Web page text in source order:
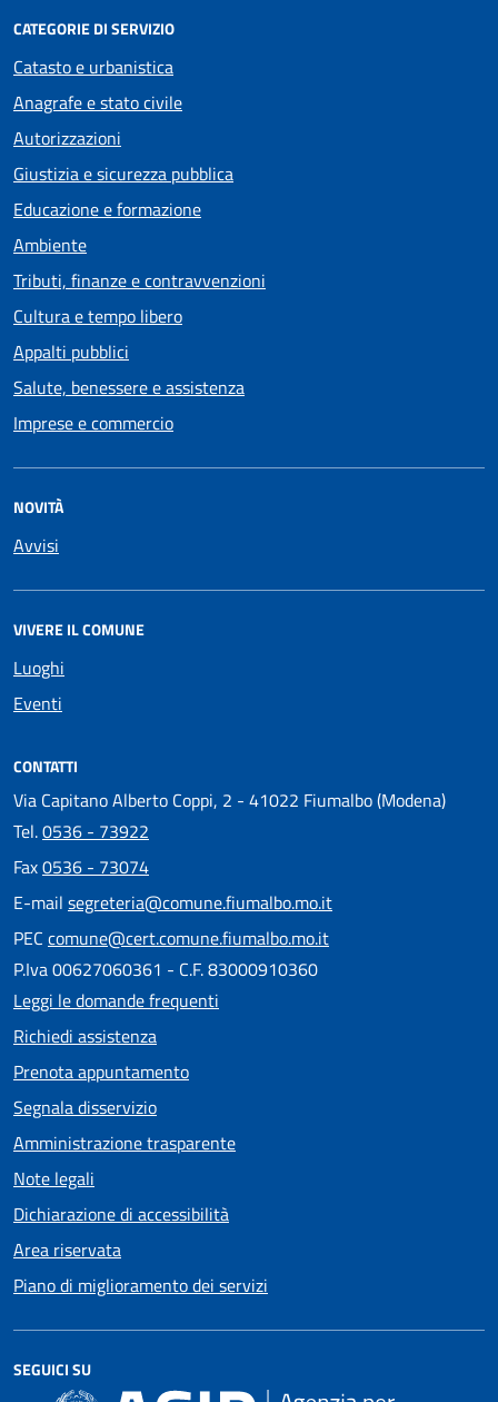
CATEGORIE DI SERVIZIO
Catasto e urbanistica
Anagrafe e stato civile
Autorizzazioni
Giustizia e sicurezza pubblica
Educazione e formazione
Ambiente
Tributi, finanze e contravvenzioni
Cultura e tempo libero
Appalti pubblici
Salute, benessere e assistenza
Imprese e commercio
NOVITÀ
Avvisi
VIVERE IL COMUNE
Luoghi
Eventi
CONTATTI
Via Capitano Alberto Coppi, 2 - 41022 Fiumalbo (Modena)
Tel.0536 - 73922
Fax0536 - 73074
E-mail segreteria@comune.fiumalbo.mo.it
PEC comune@cert.comune.fiumalbo.mo.it
P.Iva 00627060361 - C.F. 83000910360
Leggi le domande frequenti
Richiedi assistenza
Prenota appuntamento
Segnala disservizio
Amministrazione trasparente
Note legali
Dichiarazione di accessibilità
Area riservata
Piano di miglioramento dei servizi
SEGUICI SU